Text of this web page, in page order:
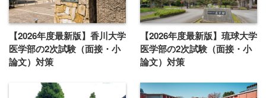
【2026年度最新版】香川大学
医学部の2次試験（面接・小
論文）対策
【2026年度最新版】琉球大学
医学部の2次試験（面接・小
論文）対策